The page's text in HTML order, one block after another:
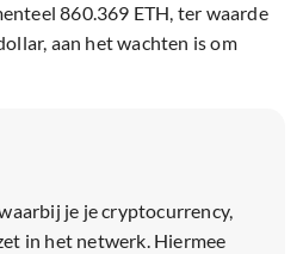
860.369 ETH, ter waarde
aan het wachten is om
je je cryptocurrency,
in het netwerk. Hiermee